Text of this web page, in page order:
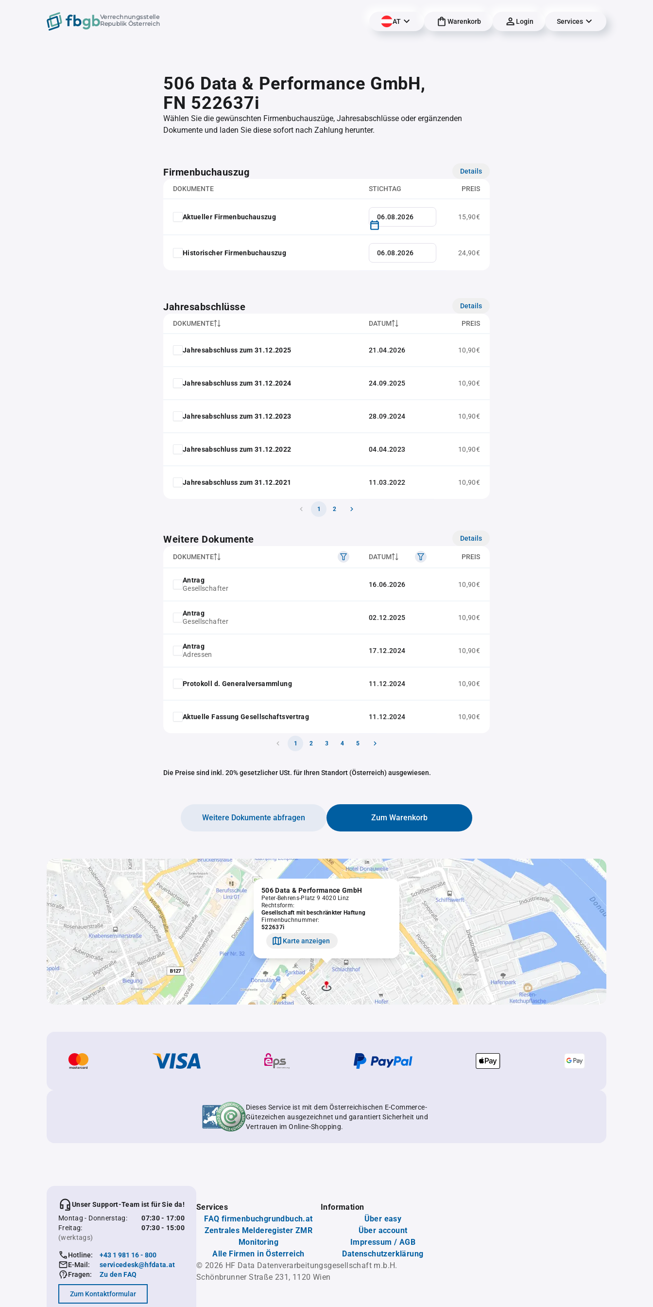
Verrechnungsstelle
Republik Österreich
AT Warenkorb Login Services
506 Data & Performance GmbH,
FN 522637i
Wählen Sie die gewünschten Firmenbuchauszüge, Jahresabschlüsse oder ergänzenden
Dokumente und laden Sie diese sofort nach Zahlung herunter.
Firmenbuchauszug Details
DOKUMENTE STICHTAG PREIS
Aktueller Firmenbuchauszug 15,90€
Historischer Firmenbuchauszug 24,90€
Jahresabschlüsse Details
DOKUMENTE DATUM PREIS
Jahresabschluss zum 31.12.2025 21.04.2026 10,90€
Jahresabschluss zum 31.12.2024 24.09.2025 10,90€
Jahresabschluss zum 31.12.2023 28.09.2024 10,90€
Jahresabschluss zum 31.12.2022 04.04.2023 10,90€
Jahresabschluss zum 31.12.2021 11.03.2022 10,90€
1 2
Weitere Dokumente Details
DOKUMENTE DATUM PREIS
Antrag
Gesellschafter
16.06.2026 10,90€
Antrag
Gesellschafter
02.12.2025 10,90€
Antrag
Adressen
17.12.2024 10,90€
Protokoll d. Generalversammlung 11.12.2024 10,90€
Aktuelle Fassung Gesellschaftsvertrag 11.12.2024 10,90€
1 2 3 4 5
Die Preise sind inkl. 20% gesetzlicher USt. für Ihren Standort (Österreich) ausgewiesen.
Zum Warenkorb
Weitere Dokumente abfragen
506 Data & Performance GmbH
Peter-Behrens-Platz 9 4020 Linz
Rechtsform:
Gesellschaft mit beschränkter Haftung
Firmenbuchnummer:
522637i
Karte anzeigen
Dieses Service ist mit dem Österreichischen E-Commerce-
Gütezeichen ausgezeichnet und garantiert Sicherheit und
Vertrauen im Online-Shopping.
Unser Support-Team ist für Sie da!
Montag - Donnerstag:
07:30 - 17:00
Freitag:
07:30 - 15:00
(werktags)
Hotline:
+43 1 981 16 - 800
E-Mail:
servicedesk@hfdata.at
Fragen:
Zu den FAQ
Zum Kontaktformular
Services
FAQ firmenbuchgrundbuch.at
Zentrales Melderegister ZMR
Monitoring
Alle Firmen in Österreich
Information
Über easy
Über account
Impressum / AGB
Datenschutzerklärung
© 2026 HF Data Datenverarbeitungsgesellschaft m.b.H.
Schönbrunner Straße 231, 1120 Wien